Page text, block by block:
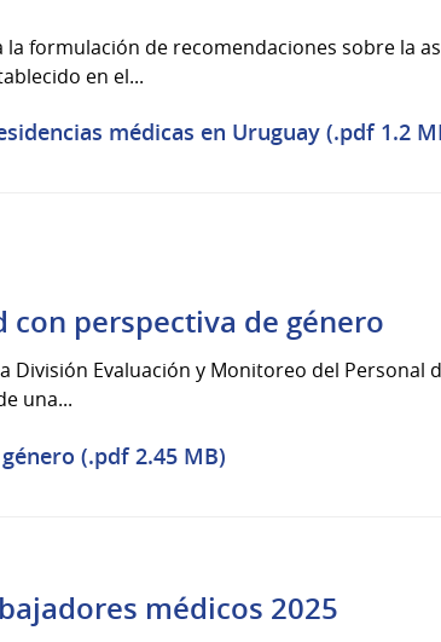
formulación de recomendaciones sobre la
en el...
médicas en Uruguay (.pdf 1.2
perspectiva de género
División Evaluación y Monitoreo del Personal
una...
(.pdf 2.45 MB)
médicos 2025